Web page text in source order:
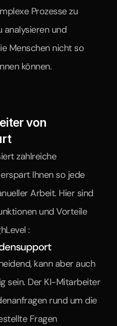
Prozesse zu
analysieren und
Menschen nicht so
können.
von
zahlreiche
Ihnen so jede
Arbeit. Hier sind
und Vorteile
:
kann aber auch
sein. Der KI-Mitarbeiter
rund um die
Fragen